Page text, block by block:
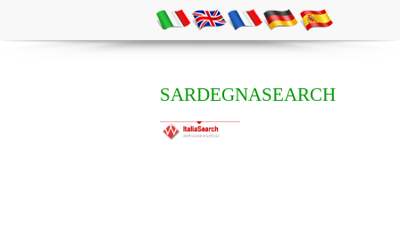
SARDEGNASEARCH